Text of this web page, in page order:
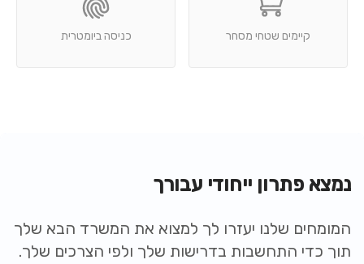
קיימים שטחי מסחר כניסה ביומטרית
נמצא פתרון ייחודי עבורך
המומחים שלנו יעזרו לך למצוא את המשרד הבא שלך
תוך כדי התחשבות בדרישות שלך ולפי הצרכים שלך.